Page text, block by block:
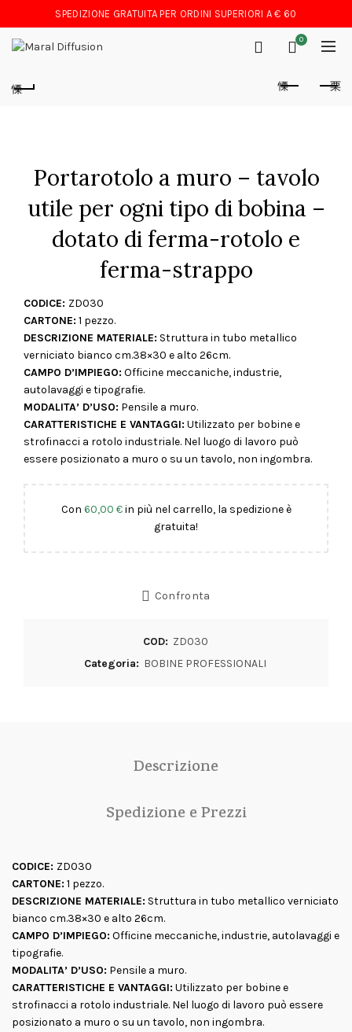
SPEDIZIONE GRATUITA PER ORDINI SUPERIORI A € 60
0
Portarotolo a muro – tavolo
utile per ogni tipo di bobina –
dotato di ferma-rotolo e
ferma-strappo
CODICE: ZD030
CARTONE: 1 pezzo.
DESCRIZIONE MATERIALE: Struttura in tubo metallico
verniciato bianco cm.38×30 e alto 26cm.
CAMPO D’IMPIEGO: Officine meccaniche, industrie,
autolavaggi e tipografie.
MODALITA’ D’USO: Pensile a muro.
CARATTERISTICHE E VANTAGGI: Utilizzato per bobine e
strofinacci a rotolo industriale. Nel luogo di lavoro può
essere posizionato a muro o su un tavolo, non ingombra.
Con 60,00 €in più nel carrello, la spedizione è
gratuita!
Confronta
COD: ZD030
Categoria: BOBINE PROFESSIONALI
Descrizione
Spedizione e Prezzi
CODICE: ZD030
CARTONE: 1 pezzo.
DESCRIZIONE MATERIALE: Struttura in tubo metallico verniciato
bianco cm.38×30 e alto 26cm.
CAMPO D’IMPIEGO: Officine meccaniche, industrie, autolavaggi e
tipografie.
MODALITA’ D’USO: Pensile a muro.
CARATTERISTICHE E VANTAGGI: Utilizzato per bobine e
strofinacci a rotolo industriale. Nel luogo di lavoro può essere
posizionato a muro o su un tavolo, non ingombra.